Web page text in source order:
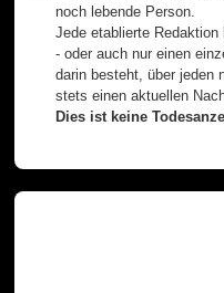
noch lebende Person.
Jede etablierte
- oder auch nur einen
darin besteht, über jeden
stets einen aktuellen
Dies ist keine